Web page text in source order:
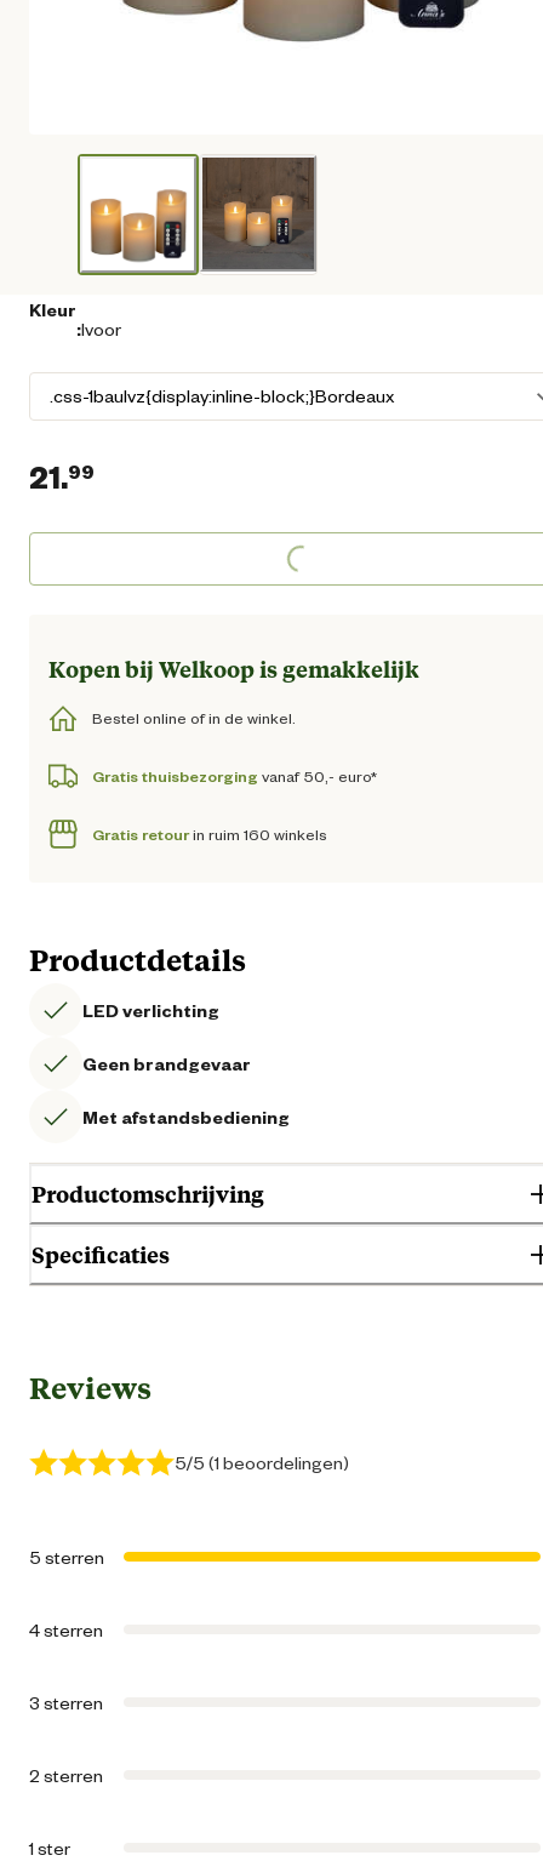
Kleur
:Ivoor
21.99
Huidige prijs € 21,99
Loading...
Kopen bij Welkoop is gemakkelijk
Bestel online of in de winkel.
Gratis thuisbezorging vanaf 50,- euro*
Gratis retourin ruim 160 winkels
Productdetails
LED verlichting
Geen brandgevaar
Met afstandsbediening
Productomschrijving
Specificaties
Geschikt voor locatie
Algemene informatie
Reviews
5/5 (1 beoordelingen)
5 sterren
4 sterren
3 sterren
2 sterren
1 ster